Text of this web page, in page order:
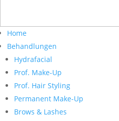
Home
Behandlungen
Hydrafacial
Prof. Make-Up
Prof. Hair Styling
Permanent Make-Up
Brows & Lashes